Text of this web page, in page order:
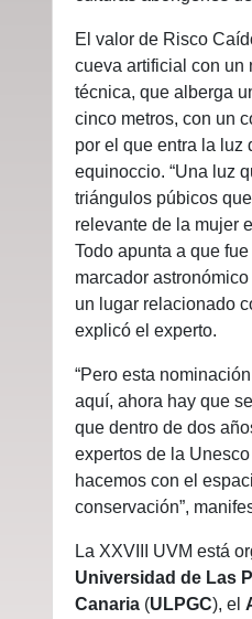
El valor de Risco
cueva artificial con un
técnica, que alberga
cinco metros, con un
por el que entra la luz
equinoccio. “Una luz
triángulos púbicos
relevante de la mujer
Todo apunta a que
marcador
un lugar relacionado
explicó el experto.
“Pero esta
aquí, ahora hay que
que dentro de dos
expertos de la
hacemos con el
conservación”,
La XXVIII UVM está
Universidad de Las
Canaria (ULPGC), el